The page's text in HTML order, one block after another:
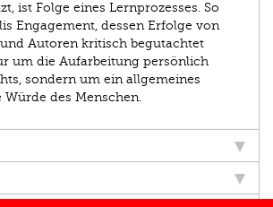
ist Folge eines Lernprozesses. So
Engagement, dessen Erfolge von
Autoren kritisch begutachtet
um die Aufarbeitung persönlich
sondern um ein allgemeines
des Menschen.